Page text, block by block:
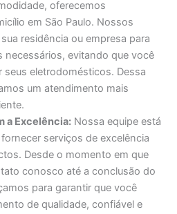
oferecemos
em São Paulo. Nossos
residência ou empresa para
necessários, evitando que você
seus eletrodomésticos. Dessa
um atendimento mais
a Excelência: Nossa equipe está
serviços de excelência
Desde o momento em que
conosco até a conclusão do
para garantir que você
de qualidade, confiável e